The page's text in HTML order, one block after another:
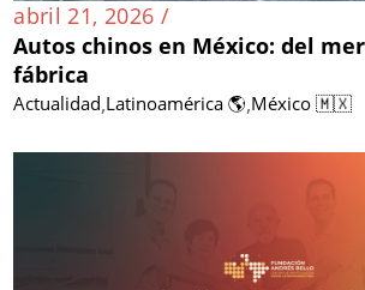
abril 21, 2026 /
Autos chinos en México: del
fábrica
Actualidad,Latinoamérica 🌎,México 🇲🇽